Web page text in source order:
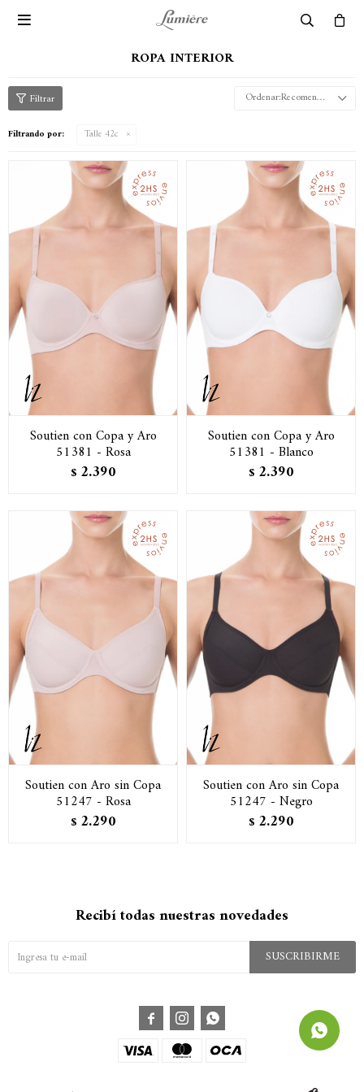

ROPA INTERIOR
Recomendados
Filtrando por: Talle 42c
Soutien con Copa y Aro
51381 - Rosa
$ 2.390
Soutien con Copa y Aro
51381 - Blanco
$ 2.390
Soutien con Aro sin Copa
51247 - Rosa
$ 2.290
Soutien con Aro sin Copa
51247 - Negro
$ 2.290
Recibí todas nuestras novedades
SUSCRIBIRME
  